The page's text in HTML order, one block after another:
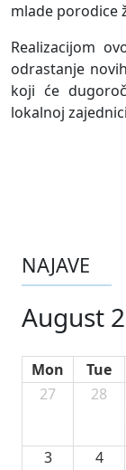
mlade porodice
Realizacijom
odrastanje
koji će
lokalnoj
NAJAVE
August
Mon Tue
27
28
3 4